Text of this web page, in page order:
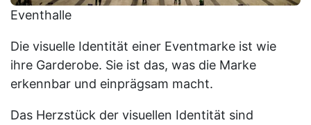
Eventhalle
Die visuelle Identität einer Eventmarke ist wie
ihre Garderobe. Sie ist das, was die Marke
erkennbar und einprägsam macht.
Das Herzstück der visuellen Identität sind